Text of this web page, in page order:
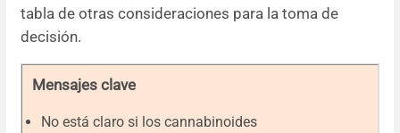
tabla de otras consideraciones para la toma de
decisión.
Mensajes clave
No está claro si los cannabinoides